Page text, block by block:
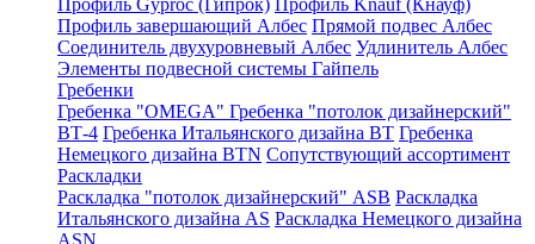
Профиль Gyproc (Гипрок) Профиль Knauf (Кнауф)
Профиль завершающий Албес Прямой подвес Албес
Соединитель двухуровневый Албес Удлинитель Албес
Элементы подвесной системы Гайпель
Гребенки
Гребенка "OMEGA" Гребенка "потолок дизайнерский"
ВТ-4 Гребенка Итальянского дизайна BT Гребенка
Немецкого дизайна ВТN Сопутствующий ассортимент
Раскладки
Раскладка "потолок дизайнерский" ASB Раскладка
Итальянского дизайна AS Раскладка Немецкого дизайна
АSN